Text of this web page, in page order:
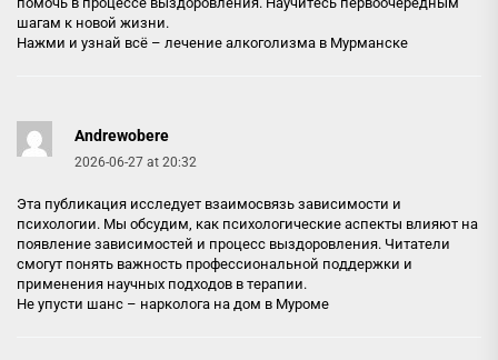
шагам к новой жизни.
Нажми и узнай всё – лечение алкоголизма в Мурманске
Andrewobere
2026-06-27 at 20:32
Эта публикация исследует взаимосвязь зависимости и
психологии. Мы обсудим, как психологические аспекты влияют на
появление зависимостей и процесс выздоровления. Читатели
смогут понять важность профессиональной поддержки и
применения научных подходов в терапии.
Не упусти шанс – нарколога на дом в Муроме